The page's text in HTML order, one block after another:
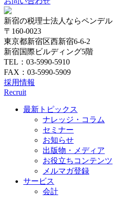
新宿の税理士法人ならペンデル
〒160-0023
東京都新宿区西新宿6-6-2
新宿国際ビルディング5階
TEL：03-5990-5910
FAX：03-5990-5909
採用情報
Recruit
最新トピックス
ナレッジ・コラム
セミナー
お知らせ
出版物・メディア
お役立ちコンテンツ
メルマガ登録
サービス
会計